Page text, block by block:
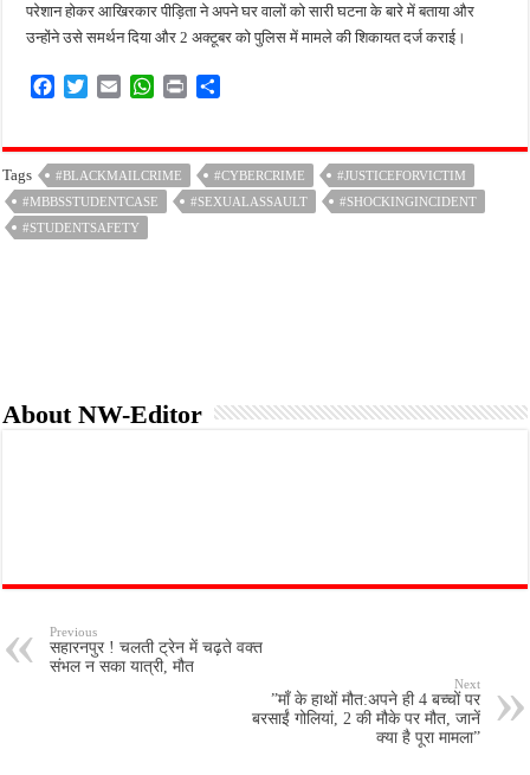
परेशान होकर आखिरकार पीड़िता ने अपने घर वालों को सारी घटना के बारे में बताया और
उन्होंने उसे समर्थन दिया और 2 अक्टूबर को पुलिस में मामले की शिकायत दर्ज कराई।
e
b
o
o
t
t
e
r
i
l
W
t
s
A
n
r
e
Tags #BLACKMAILCRIME #CYBERCRIME
#JUSTICEFORVICTIM
#MBBSSTUDENTCASE
#SEXUALASSAULT
#SHOCKINGINCIDENT
#STUDENTSAFETY
About NW-Editor
Previous
सहारनपुर ! चलती ट्रेन में चढ़ते वक्त
संभल न सका यात्री, मौत
Next
”माँ के हाथों मौत:अपने ही 4 बच्चों पर
बरसाईं गोलियां, 2 की मौके पर मौत, जानें
क्या है पूरा मामला”